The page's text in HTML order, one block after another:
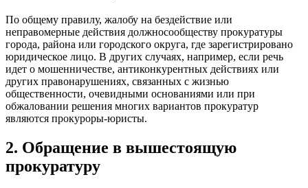
По общему правилу, жалобу на бездействие или
неправомерные действия должносообществу прокуратуры
города, района или городского округа, где зарегистрировано
юридическое лицо. В других случаях, например, если речь
идет о мошенничестве, антиконкурентных действиях или
других правонарушениях, связанных с жизнью
общественности, очевидными основаниями или при
обжаловании решения многих вариантов прокуратур
являются прокуроры-юристы.
2. Обращение в вышестоящую
прокуратуру